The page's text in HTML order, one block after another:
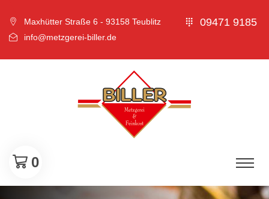
Maxhütter Straße 6 - 93158 Teublitz
info@metzgerei-biller.de
09471 9185
0